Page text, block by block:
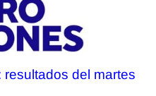
del martes